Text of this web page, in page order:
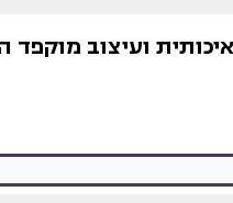
ועיצוב מוקפד